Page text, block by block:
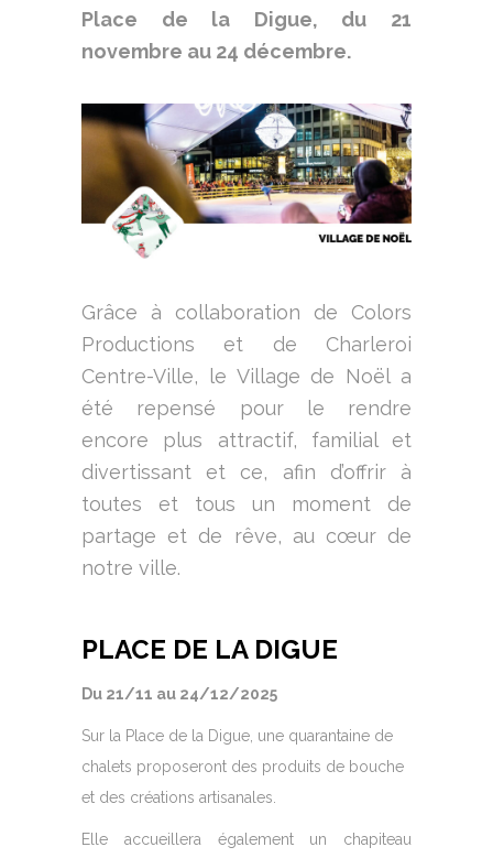
Place de la Digue, du 21
novembre au 24 décembre.
Grâce à collaboration de Colors
Productions et de Charleroi
Centre-Ville, le Village de Noël a
été repensé pour le rendre
encore plus attractif, familial et
divertissant et ce, afin d’offrir à
toutes et tous un moment de
partage et de rêve, au cœur de
notre ville.
PLACE DE LA DIGUE
Du 21/11 au 24/12/2025
Sur la Place de la Digue, une quarantaine de
chalets proposeront des produits de bouche
et des créations artisanales.
Elle accueillera également un chapiteau